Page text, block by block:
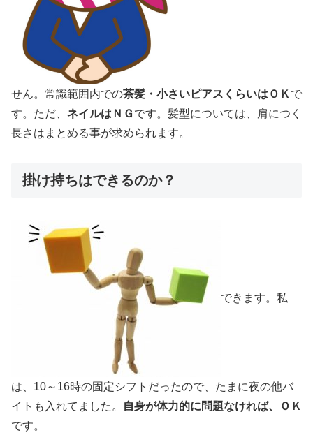
せん。常識範囲内での茶髪・小さいピアスくらいはＯＫ で
す。ただ、 ネイルはＮＧ です。髪型については、肩につく
長さはまとめる事が求められます。
掛け持ちはできるのか？
できます。私
は、10～16時の固定シフトだったので、たまに夜の他バ
イトも入れてました。
自身が体力的に問題なければ、ＯＫ
です。